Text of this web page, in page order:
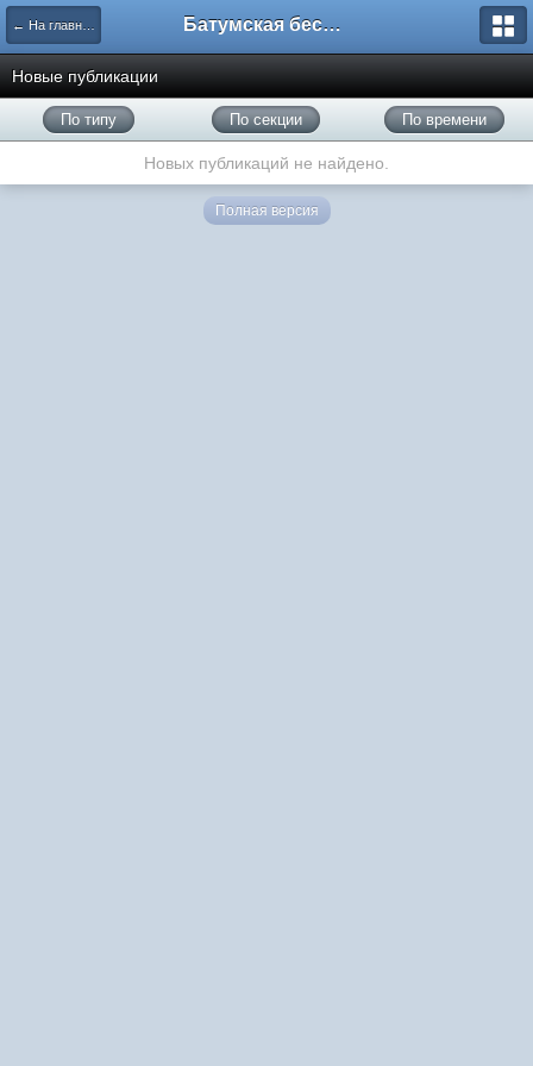
← На главную Батумская беседка
Новые публикации
По типу По секции По времени
Новых публикаций не найдено.
Полная версия